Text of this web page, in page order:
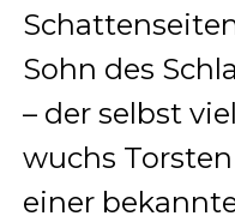
Sohn des
– der selbst
wuchs
einer